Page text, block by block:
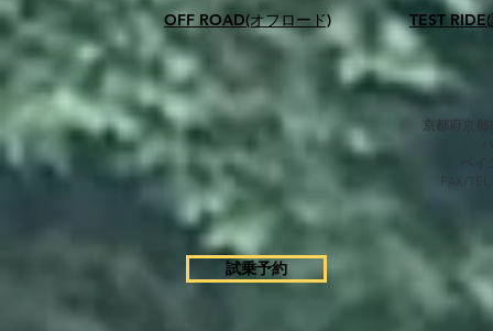
OFF ROAD(オフロード) TEST
京都府京都
ベイ
FAX/
試乗予約